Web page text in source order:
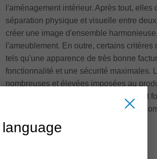
l'aménagement intérieur. Après tout, elles
séparation physique et visuelle entre
créer une image d'ensemble
l'ameublement. En outre, certains critères
tels qu'une apparence de très bonne
fonctionnalité et une sécurité maximales.
nombreuses et élevées imposées au
également au niveau de la production et
ensemble de processus de production